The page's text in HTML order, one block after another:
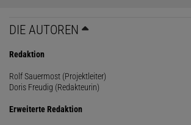
DIE AUTOREN
Redaktion
Rolf Sauermost (Projektleiter)
Doris Freudig (Redakteurin)
Erweiterte Redaktion